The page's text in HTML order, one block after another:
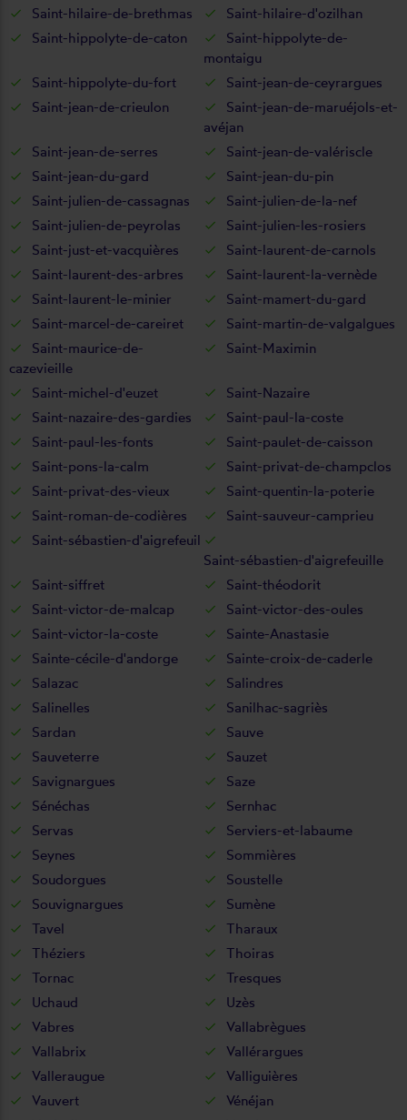
Saint-hilaire-de-brethmas
Saint-hilaire-d'ozilhan
Saint-hippolyte-de-caton
Saint-hippolyte-de-
montaigu
Saint-hippolyte-du-fort
Saint-jean-de-ceyrargues
Saint-jean-de-crieulon
Saint-jean-de-maruéjols-et-
avéjan
Saint-jean-de-serres
Saint-jean-de-valériscle
Saint-jean-du-gard
Saint-jean-du-pin
Saint-julien-de-cassagnas
Saint-julien-de-la-nef
Saint-julien-de-peyrolas
Saint-julien-les-rosiers
Saint-just-et-vacquières
Saint-laurent-de-carnols
Saint-laurent-des-arbres
Saint-laurent-la-vernède
Saint-laurent-le-minier
Saint-mamert-du-gard
Saint-marcel-de-careiret
Saint-martin-de-valgalgues
Saint-maurice-de-
cazevieille
Saint-Maximin
Saint-michel-d'euzet
Saint-Nazaire
Saint-nazaire-des-gardies
Saint-paul-la-coste
Saint-paul-les-fonts
Saint-paulet-de-caisson
Saint-pons-la-calm
Saint-privat-de-champclos
Saint-privat-des-vieux
Saint-quentin-la-poterie
Saint-roman-de-codières
Saint-sauveur-camprieu
Saint-sébastien-d'aigrefeuil
Saint-sébastien-d'aigrefeuille
Saint-siffret
Saint-théodorit
Saint-victor-de-malcap
Saint-victor-des-oules
Saint-victor-la-coste
Sainte-Anastasie
Sainte-cécile-d'andorge
Sainte-croix-de-caderle
Salazac
Salindres
Salinelles
Sanilhac-sagriès
Sardan
Sauve
Sauveterre
Sauzet
Savignargues
Saze
Sénéchas
Sernhac
Servas
Serviers-et-labaume
Seynes
Sommières
Soudorgues
Soustelle
Souvignargues
Sumène
Tavel
Tharaux
Théziers
Thoiras
Tornac
Tresques
Uchaud
Uzès
Vabres
Vallabrègues
Vallabrix
Vallérargues
Valleraugue
Valliguières
Vauvert
Vénéjan